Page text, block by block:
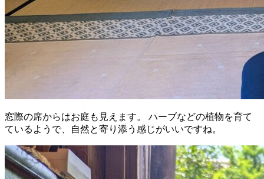
窓際の席からはお庭も見えます。 ハーブなどの植物を育て
ているようで、自然と寄り添う感じがいいですね。